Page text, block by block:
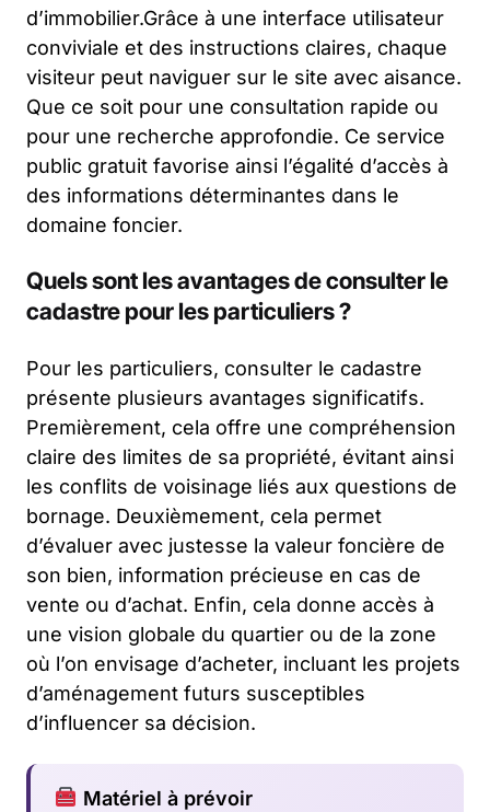
d’immobilier.Grâce à une interface utilisateur
conviviale et des instructions claires, chaque
visiteur peut naviguer sur le site avec aisance.
Que ce soit pour une consultation rapide ou
pour une recherche approfondie. Ce service
public gratuit favorise ainsi l’égalité d’accès à
des informations déterminantes dans le
domaine foncier.
Quels sont les avantages de consulter le
cadastre pour les particuliers ?
Pour les particuliers, consulter le cadastre
présente plusieurs avantages significatifs.
Premièrement, cela offre une compréhension
claire des limites de sa propriété, évitant ainsi
les conflits de voisinage liés aux questions de
bornage. Deuxièmement, cela permet
d’évaluer avec justesse la valeur foncière de
son bien, information précieuse en cas de
vente ou d’achat. Enfin, cela donne accès à
une vision globale du quartier ou de la zone
où l’on envisage d’acheter, incluant les projets
d’aménagement futurs susceptibles
d’influencer sa décision.
Matériel à prévoir